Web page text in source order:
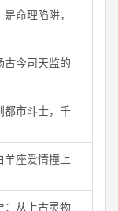
命理陷阱，
古今司天监的
都市斗士，千
羊座爱情撞上
：从上古灵物